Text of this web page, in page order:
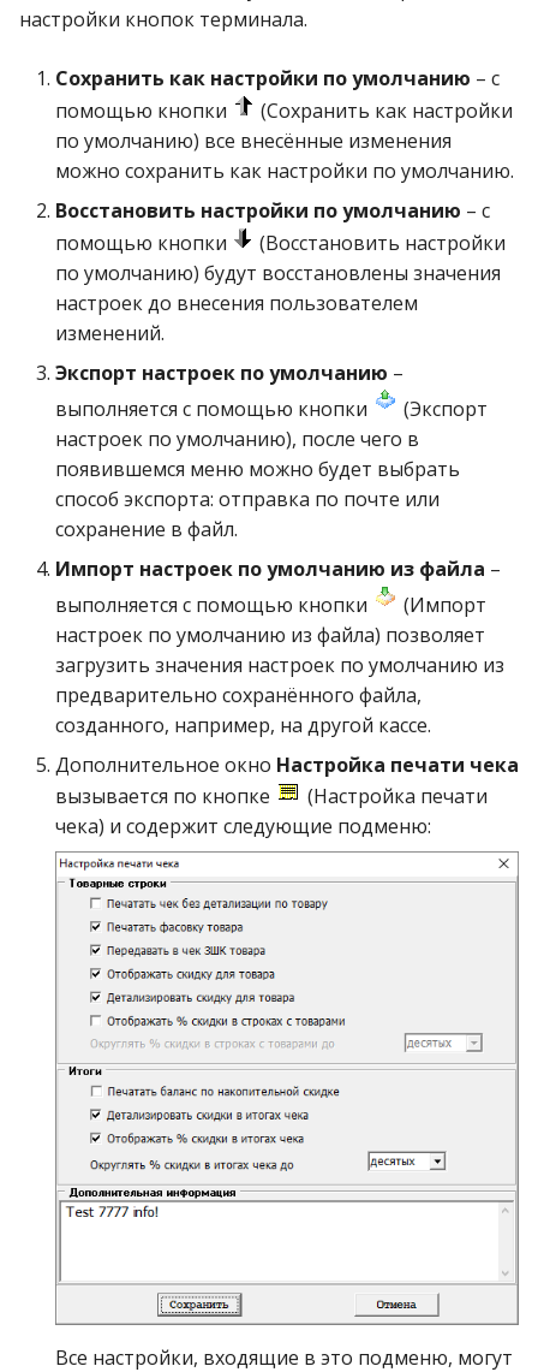
настройки кнопок терминала.
Сохранить как настройки по умолчанию – с
помощью кнопки
(Сохранить как настройки
по умолчанию) все внесённые изменения
можно сохранить как настройки по умолчанию.
Восстановить настройки по умолчанию – с
помощью кнопки
(Восстановить настройки
по умолчанию) будут восстановлены значения
настроек до внесения пользователем
изменений.
Экспорт настроек по умолчанию –
выполняется с помощью кнопки
(Экспорт
настроек по умолчанию), после чего в
появившемся меню можно будет выбрать
способ экспорта: отправка по почте или
сохранение в файл.
Импорт настроек по умолчанию из файла –
выполняется с помощью кнопки
(Импорт
настроек по умолчанию из файла) позволяет
загрузить значения настроек по умолчанию из
предварительно сохранённого файла,
созданного, например, на другой кассе.
Дополнительное окно Настройка печати чека
вызывается по кнопке
(Настройка печати
чека) и содержит следующие подменю:
Все настройки, входящие в это подменю, могут